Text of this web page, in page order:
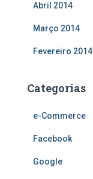
Abril 2014
Março 2014
Fevereiro 2014
Categorias
e-Commerce
Facebook
Google